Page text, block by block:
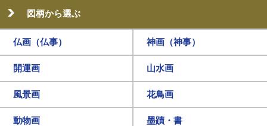
図柄から選ぶ
仏画（仏事） 神画（神事）
開運画 山水画
風景画 花鳥画
動物画 墨蹟・書